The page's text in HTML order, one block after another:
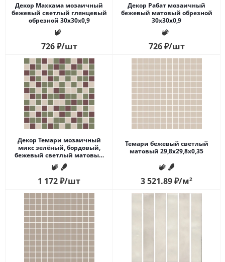
Декор Махкама мозаичный
бежевый светлый глянцевый
обрезной 30x30x0,9
726₽/шт
Декор Рабат мозаичный
бежевый матовый обрезной
30x30x0,9
726₽/шт
Декор Темари мозаичный
микс зелёный, бордовый,
бежевый светлый матовый
29,8x29,8x0,35
1 172₽/шт
Темари бежевый светлый
матовый 29,8x29,8x0,35
3 521.89₽/м2